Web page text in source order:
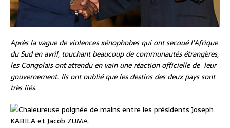
Après la vague de violences xénophobes qui ont secoué l’Afrique
du Sud en avril, touchant beaucoup de communautés étrangères,
les Congolais ont attendu en vain une réaction officielle de leur
gouvernement. Ils ont oublié que les destins des deux pays sont
très liés.